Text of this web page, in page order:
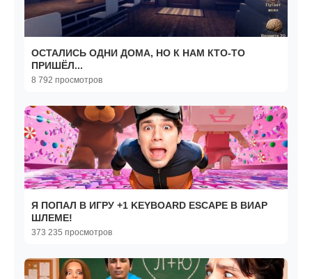
ОСТАЛИСЬ ОДНИ ДОМА, НО К НАМ КТО-ТО
ПРИШЁЛ...
8 792 просмотров
Я ПОПАЛ В ИГРУ +1 KEYBOARD ESCAPE В ВИАР
ШЛЕМЕ!
373 235 просмотров